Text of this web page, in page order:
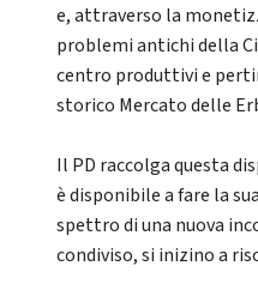
e, attraverso la
problemi antichi della
centro produttivi e
storico Mercato delle
Il PD raccolga questa
è disponibile a fare la
spettro di una nuova
condiviso, si inizino a